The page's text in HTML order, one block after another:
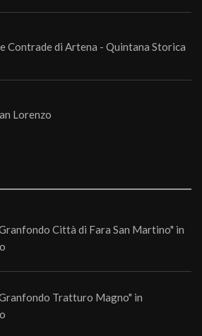
Contrade di Artena - Quintana Storica
Lorenzo
Città di Fara San Martino" in
Tratturo Magno" in